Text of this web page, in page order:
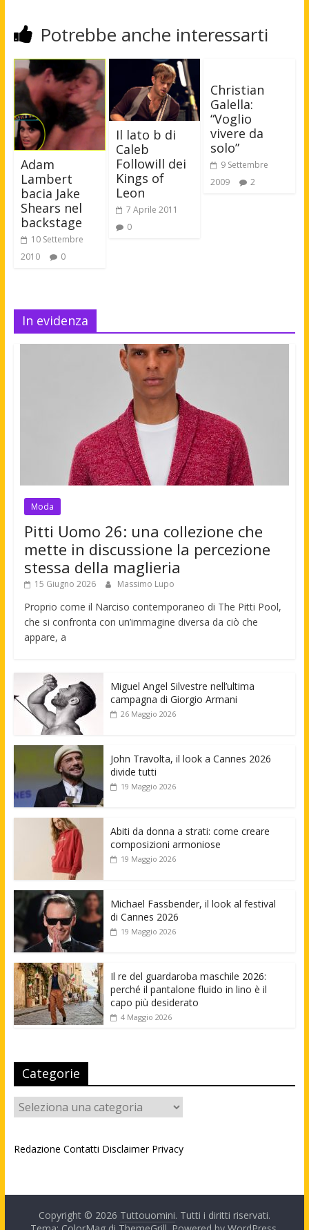
Potrebbe anche interessarti
Adam
Lambert
bacia Jake
Shears nel
backstage
10 Settembre
2010
0
Il lato b di
Caleb
Followill dei
Kings of
Leon
7 Aprile 2011
0
Christian
Galella:
“Voglio
vivere da
solo”
9 Settembre
2009
2
In evidenza
Moda
Pitti Uomo 26: una collezione che
mette in discussione la percezione
stessa della maglieria
15 Giugno 2026 Massimo Lupo
Proprio come il Narciso contemporaneo di The Pitti Pool,
che si confronta con un’immagine diversa da ciò che
appare, a
Miguel Angel Silvestre nell’ultima
campagna di Giorgio Armani
26 Maggio 2026
John Travolta, il look a Cannes 2026
divide tutti
19 Maggio 2026
Abiti da donna a strati: come creare
composizioni armoniose
19 Maggio 2026
Michael Fassbender, il look al festival
di Cannes 2026
19 Maggio 2026
Il re del guardaroba maschile 2026:
perché il pantalone fluido in lino è il
capo più desiderato
4 Maggio 2026
Categorie
Categorie
Redazione Contatti Disclaimer Privacy
Copyright © 2026 Tuttouomini. Tutti i diritti riservati.